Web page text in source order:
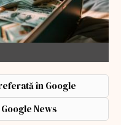
în Google
News